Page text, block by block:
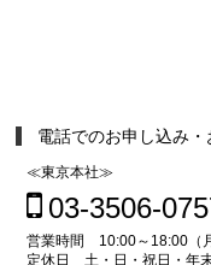
電話でのお申し込み
≪東京本社≫
03-3506-
営業時間 10:00～18:00（
定休日 土・日・祝日・年